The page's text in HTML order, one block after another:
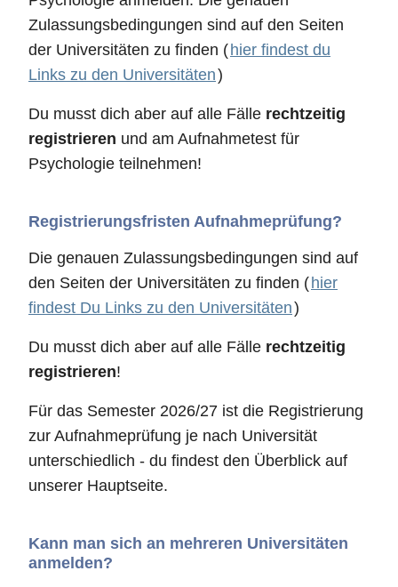
Zulassungsbedingungen sind auf den Seiten
der Universitäten zu finden ( hier findest du
Links zu den Universitäten)
Du musst dich aber auf alle Fälle rechtzeitig
registrieren und am Aufnahmetest für
Psychologie teilnehmen!
Registrierungsfristen Aufnahmeprüfung?
Die genauen Zulassungsbedingungen sind auf
den Seiten der Universitäten zu finden ( hier
findest Du Links zu den Universitäten)
Du musst dich aber auf alle Fälle rechtzeitig
registrieren!
Für das Semester 2026/27 ist die Registrierung
zur Aufnahmeprüfung je nach Universität
unterschiedlich - du findest den Überblick auf
unserer Hauptseite.
Kann man sich an mehreren Universitäten
anmelden?